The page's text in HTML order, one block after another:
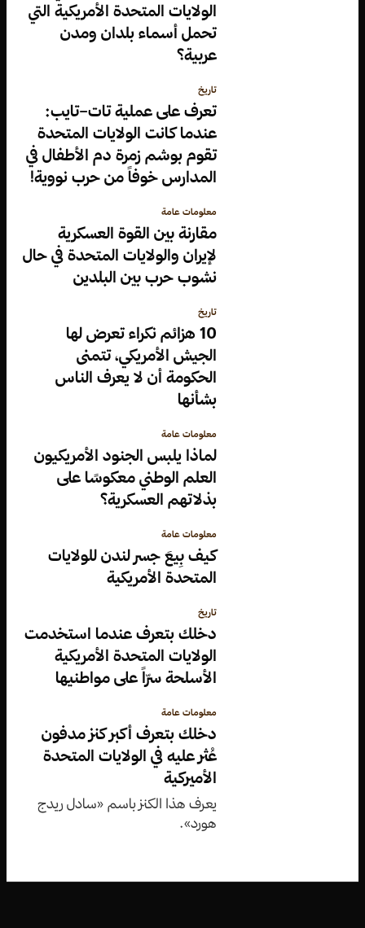
الولايات المتحدة الأمريكية التي
تحمل أسماء بلدان ومدن
عربية؟
تاريخ
تعرف على عملية تات–تايب:
عندما كانت الولايات المتحدة
تقوم بوشم زمرة دم الأطفال في
المدارس خوفاً من حرب نووية!
معلومات عامة
مقارنة بين القوة العسكرية
لإيران والولايات المتحدة في حال
نشوب حرب بين البلدين
تاريخ
10 هزائم نكراء تعرض لها
الجيش الأمريكي، تتمنى
الحكومة أن لا يعرف الناس
بشأنها
معلومات عامة
لماذا يلبس الجنود الأمريكيون
العلم الوطني معكوسًا على
بذلاتهم العسكرية؟
معلومات عامة
كيف بِيعَ جسر لندن للولايات
المتحدة الأمريكية
تاريخ
دخلك بتعرف عندما استخدمت
الولايات المتحدة الأمريكية
الأسلحة سرّاً على مواطنيها
معلومات عامة
دخلك بتعرف أكبر كنز مدفون
عُثر عليه في الولايات المتحدة
الأميركية
يعرف هذا الكنز باسم «سادل ريدج
هورد».